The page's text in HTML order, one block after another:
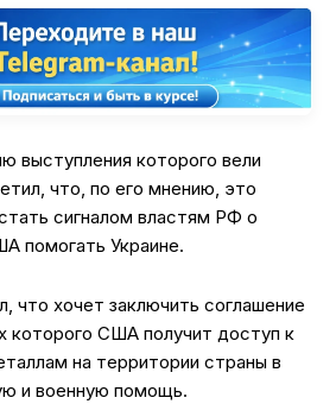
выступления которого вели
что, по его мнению, это
сигналом властям РФ о
помогать Украине.
что хочет заключить соглашение
которого США получит доступ к
на территории страны в
и военную помощь.